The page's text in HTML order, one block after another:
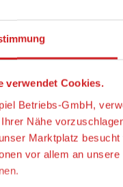
verwendet Cookies.
Betriebs-GmbH,
Nähe
Marktplatz
vor allem an
60, 58511
https://
Achtung!